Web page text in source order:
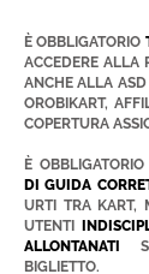
È OBBLIGATORIO
ACCEDERE ALLA
ANCHE ALLA ASD
OROBIKART,
COPERTURA
È
DI GUIDA
URTI TRA KART,
UTENTI
ALLONTANATI
BIGLIETTO.